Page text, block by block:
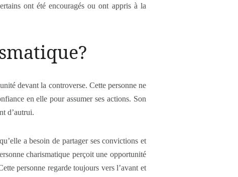
ont été encouragés ou ont appris à la
devant la controverse. Cette personne ne
en elle pour assumer ses actions. Son
d’autrui.
a besoin de partager ses convictions et
charismatique perçoit une opportunité
personne regarde toujours vers l’avant et